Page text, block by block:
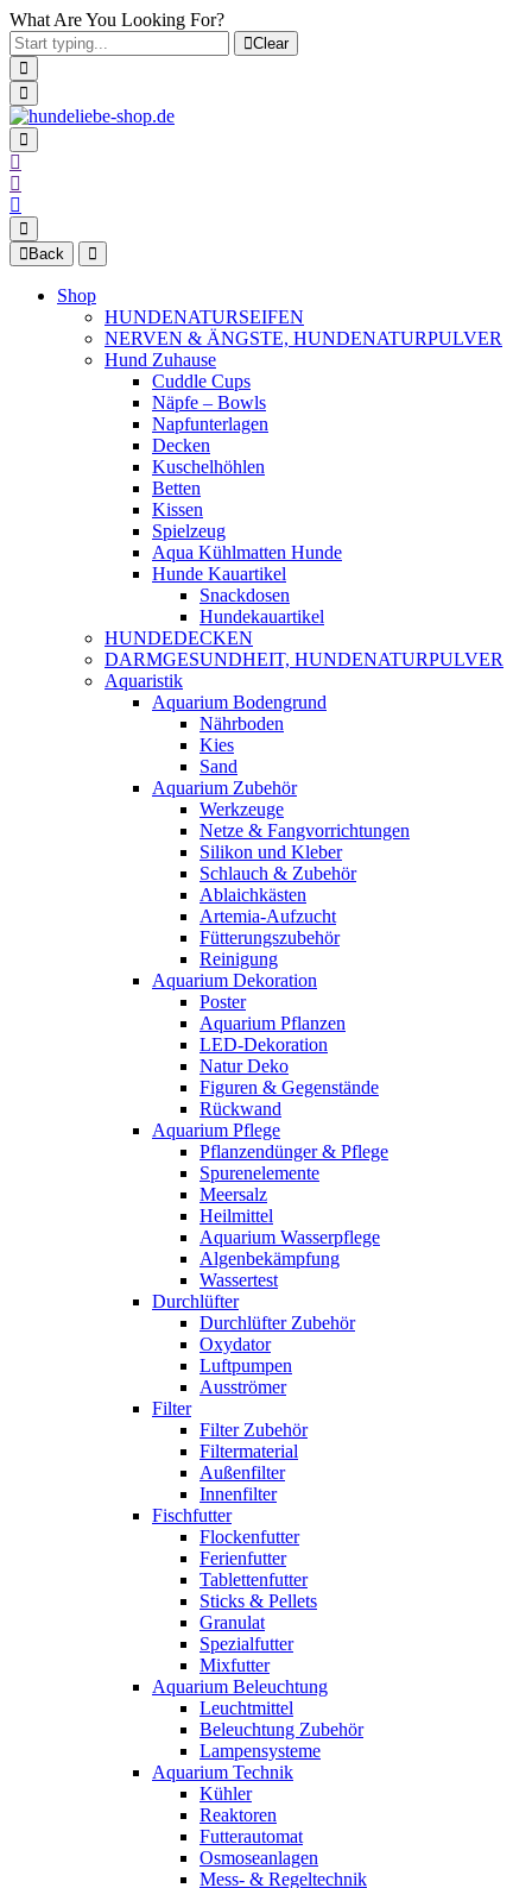
What Are You Looking For?
Clear
Back
Shop
HUNDENATURSEIFEN
NERVEN & ÄNGSTE, HUNDENATURPULVER
Hund Zuhause
Cuddle Cups
Näpfe – Bowls
Napfunterlagen
Decken
Kuschelhöhlen
Betten
Kissen
Spielzeug
Aqua Kühlmatten Hunde
Hunde Kauartikel
Snackdosen
Hundekauartikel
HUNDEDECKEN
DARMGESUNDHEIT, HUNDENATURPULVER
Aquaristik
Aquarium Bodengrund
Nährboden
Kies
Sand
Aquarium Zubehör
Werkzeuge
Netze & Fangvorrichtungen
Silikon und Kleber
Schlauch & Zubehör
Ablaichkästen
Artemia-Aufzucht
Fütterungszubehör
Reinigung
Aquarium Dekoration
Poster
Aquarium Pflanzen
LED-Dekoration
Natur Deko
Figuren & Gegenstände
Rückwand
Aquarium Pflege
Pflanzendünger & Pflege
Spurenelemente
Meersalz
Heilmittel
Aquarium Wasserpflege
Algenbekämpfung
Wassertest
Durchlüfter
Durchlüfter Zubehör
Oxydator
Luftpumpen
Ausströmer
Filter
Filter Zubehör
Filtermaterial
Außenfilter
Innenfilter
Fischfutter
Flockenfutter
Ferienfutter
Tablettenfutter
Sticks & Pellets
Granulat
Spezialfutter
Mixfutter
Aquarium Beleuchtung
Leuchtmittel
Beleuchtung Zubehör
Lampensysteme
Aquarium Technik
Kühler
Reaktoren
Futterautomat
Osmoseanlagen
Mess- & Regeltechnik